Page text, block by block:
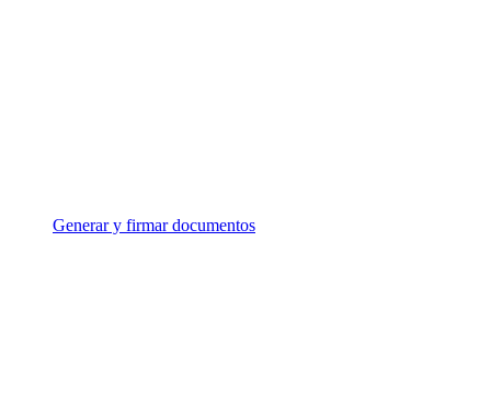
Generar y firmar documentos